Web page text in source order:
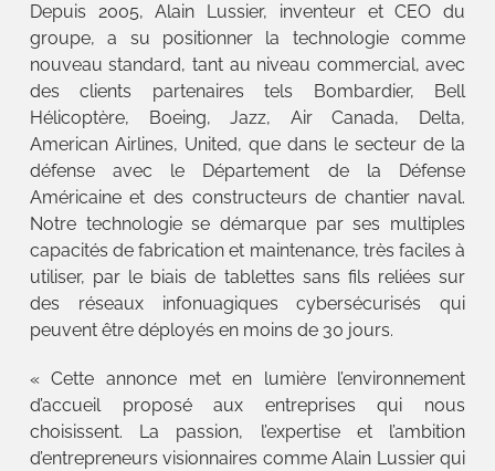
Depuis 2005, Alain Lussier, inventeur et CEO du
groupe, a su positionner la technologie comme
nouveau standard, tant au niveau commercial, avec
des clients partenaires tels Bombardier, Bell
Hélicoptère, Boeing, Jazz, Air Canada, Delta,
American Airlines, United, que dans le secteur de la
défense avec le Département de la Défense
Américaine et des constructeurs de chantier naval.
Notre technologie se démarque par ses multiples
capacités de fabrication et maintenance, très faciles à
utiliser, par le biais de tablettes sans fils reliées sur
des réseaux infonuagiques cybersécurisés qui
peuvent être déployés en moins de 30 jours.
« Cette annonce met en lumière l’environnement
d’accueil proposé aux entreprises qui nous
choisissent. La passion, l’expertise et l’ambition
d’entrepreneurs visionnaires comme Alain Lussier qui